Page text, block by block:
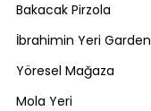
Bakacak Pirzola
İbrahimin Yeri Garden
Yöresel Mağaza
Mola Yeri